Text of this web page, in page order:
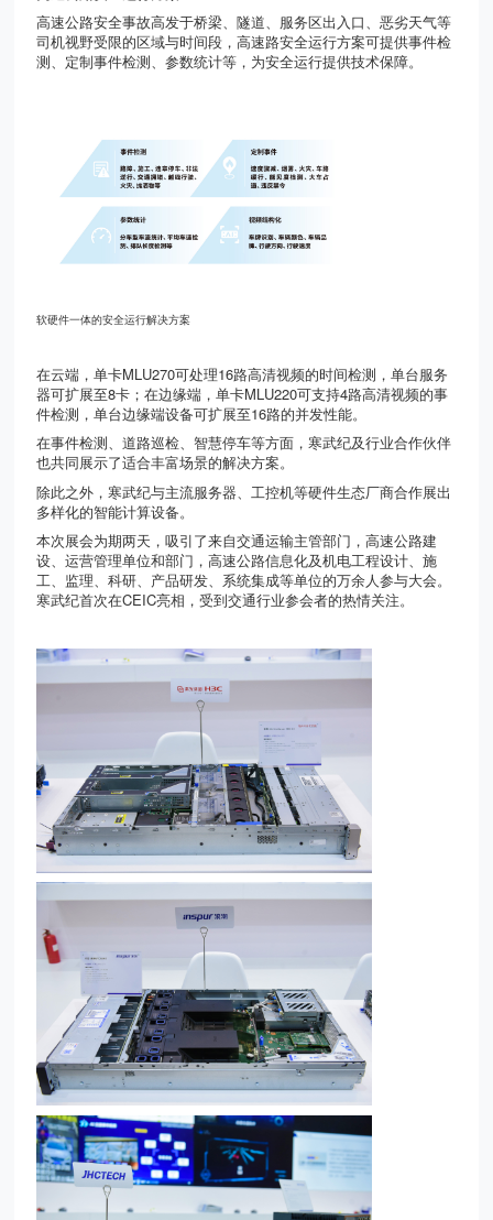
高速公路安全事故高发于桥梁、隧道、服务区出入口、恶劣天气等
司机视野受限的区域与时间段，高速路安全运行方案可提供事件检
测、定制事件检测、参数统计等，为安全运行提供技术保障。
软硬件一体的安全运行解决方案
在云端，单卡MLU270可处理16路高清视频的时间检测，单台服务
器可扩展至8卡；在边缘端，单卡MLU220可支持4路高清视频的事
件检测，单台边缘端设备可扩展至16路的并发性能。
在事件检测、道路巡检、智慧停车等方面，寒武纪及行业合作伙伴
也共同展示了适合丰富场景的解决方案。
除此之外，寒武纪与主流服务器、工控机等硬件生态厂商合作展出
多样化的智能计算设备。
本次展会为期两天，吸引了来自交通运输主管部门，高速公路建
设、运营管理单位和部门，高速公路信息化及机电工程设计、施
工、监理、科研、产品研发、系统集成等单位的万余人参与大会。
寒武纪首次在CEIC亮相，受到交通行业参会者的热情关注。